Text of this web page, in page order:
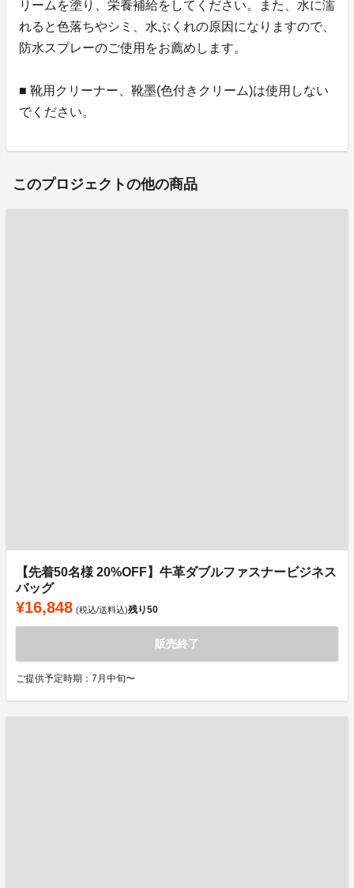
リームを塗り、栄養補給をしてください。また、水に濡
れると色落ちやシミ、水ぶくれの原因になりますので、
防水スプレーのご使用をお薦めします。
■ 靴用クリーナー、靴墨(色付きクリーム)は使用しない
でください。
このプロジェクトの他の商品
【先着50名様 20%OFF】牛革ダブルファスナービジネス
バッグ
¥16,848 (税込/送料込)残り50
販売終了
ご提供予定時期：7月中旬〜